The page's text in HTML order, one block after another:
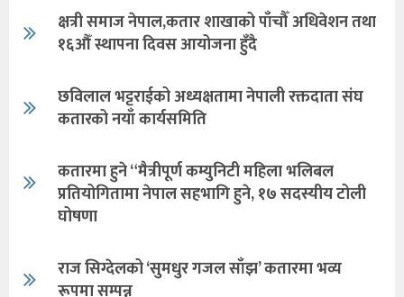
क्षत्री समाज नेपाल,कतार शाखाको पाँचौँ अधिवेशन तथा
१६औँ स्थापना दिवस आयोजना हुँदै
छविलाल भट्टराईको अध्यक्षतामा नेपाली रक्तदाता संघ
कतारको नयाँ कार्यसमिति
कतारमा हुने “मैत्रीपूर्ण कम्युनिटी महिला भलिबल
प्रतियोगितामा नेपाल सहभागि हुने, १७ सदस्यीय टोली
घोषणा
राज सिग्देलको ‘सुमधुर गजल साँझ’ कतारमा भव्य
रूपमा सम्पन्न